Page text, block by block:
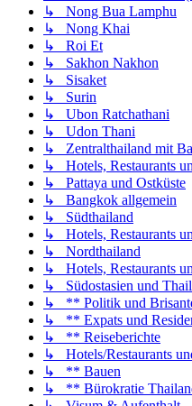
↳ Nong Bua Lamphu
↳ Nong Khai
↳ Roi Et
↳ Sakhon Nakhon
↳ Sisaket
↳ Surin
↳ Ubon Ratchathani
↳ Udon Thani
↳ Zentralthailand mit
↳ Hotels, Restaurants
↳ Pattaya und Ostküste
↳ Bangkok allgemein
↳ Südthailand
↳ Hotels, Restaurants
↳ Nordthailand
↳ Hotels, Restaurants
↳ Südostasien und
↳ ** Politik und
↳ ** Expats und
↳ ** Reiseberichte
↳ Hotels/Restaurants
↳ ** Bauen
↳ ** Bürokratie